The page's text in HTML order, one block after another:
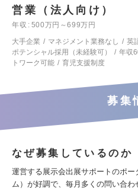
営業（法人向け）
年収
500万円～699万円
大手企業
マネジメント業務なし 英
ポテンシャル採用（未経験可）
年収
トワーク可能
育児支援制度
募集
なぜ募集しているのか
運営する展示会出展サポートのポ
ム）が好調で、毎月多くの問い合